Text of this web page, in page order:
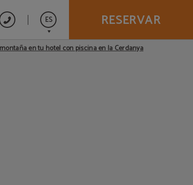
ES RESERVAR
en tu hotel con piscina en la Cerdanya